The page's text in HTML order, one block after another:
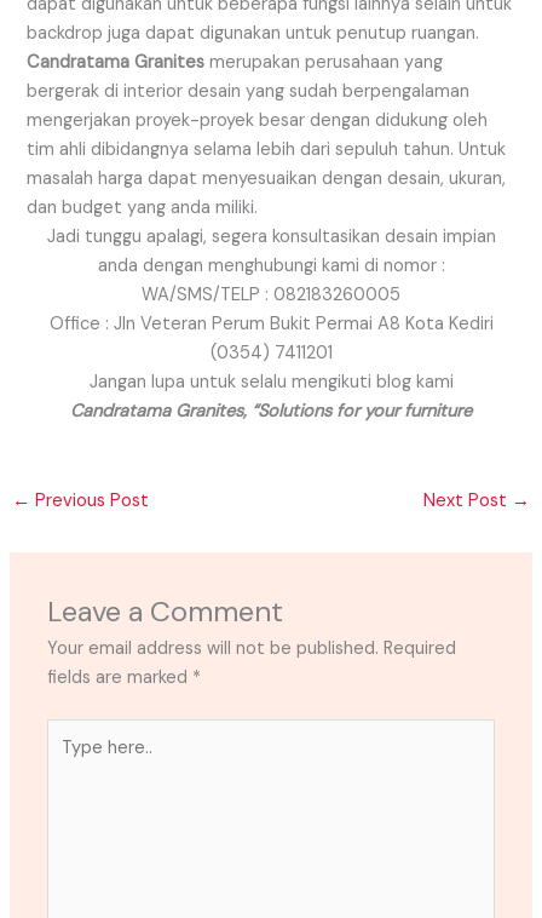
dapat digunakan untuk beberapa fungsi lainnya selain untuk
backdrop juga dapat digunakan untuk penutup ruangan.
Candratama Granites merupakan perusahaan yang
bergerak di interior desain yang sudah berpengalaman
mengerjakan proyek-proyek besar dengan didukung oleh
tim ahli dibidangnya selama lebih dari sepuluh tahun. Untuk
masalah harga dapat menyesuaikan dengan desain, ukuran,
dan budget yang anda miliki.
Jadi tunggu apalagi, segera konsultasikan desain impian
anda dengan menghubungi kami di nomor :
WA/SMS/TELP : 082183260005
Office : Jln Veteran Perum Bukit Permai A8 Kota Kediri
(0354) 7411201
Jangan lupa untuk selalu mengikuti blog kami
Candratama Granites, “Solutions for your furniture
← Previous Post Next Post →
Leave a Comment
Your email address will not be published. Required
fields are marked *
here..